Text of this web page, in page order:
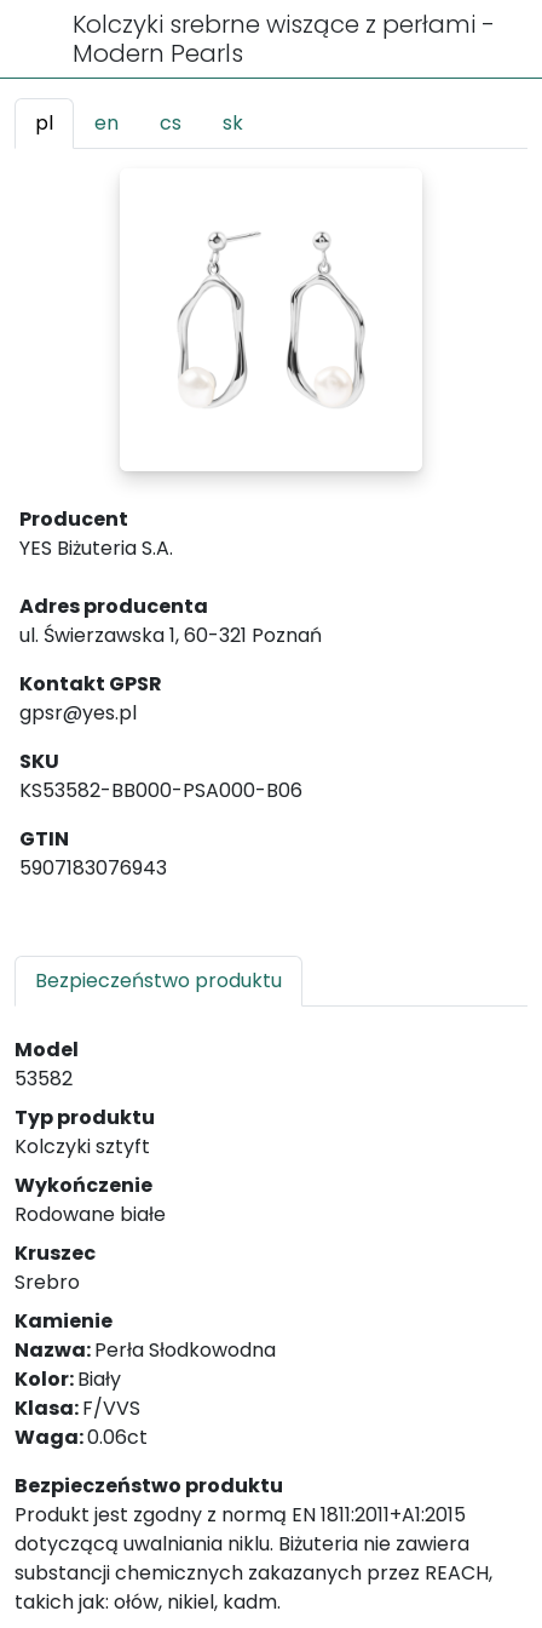
Kolczyki srebrne wiszące z perłami -
Modern Pearls
pl en cs sk
Producent
YES Biżuteria S.A.
Adres producenta
ul. Świerzawska 1, 60-321 Poznań
Kontakt GPSR
gpsr@yes.pl
SKU
KS53582-BB000-PSA000-B06
GTIN
5907183076943
Bezpieczeństwo produktu
Model
53582
Typ produktu
Kolczyki sztyft
Wykończenie
Rodowane białe
Kruszec
Srebro
Kamienie
Nazwa:Perła Słodkowodna
Kolor:Biały
Klasa:F/VVS
Waga:0.06ct
Bezpieczeństwo produktu
Produkt jest zgodny z normą EN 1811:2011+A1:2015
dotyczącą uwalniania niklu. Biżuteria nie zawiera
substancji chemicznych zakazanych przez REACH,
takich jak: ołów, nikiel, kadm.